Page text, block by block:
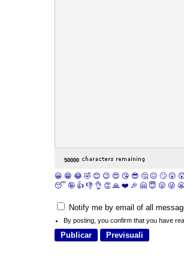
😀 😁 😂 🤣 😊 😉 😍 😘 😎 🤔 😐 🙄 😮
😴 🤪 👍 👎 👌 👏 🙏 ❤️ 🎉 🤗 😇 😛 😜 😬
Notify me by email of all
By posting, you confirm that you have